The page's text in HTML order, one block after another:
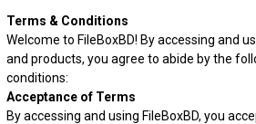
Terms & Conditions
Welcome to FileBoxBD! By accessing and
and products, you agree to abide by the
conditions:
Acceptance of Terms
By accessing and using FileBoxBD, you